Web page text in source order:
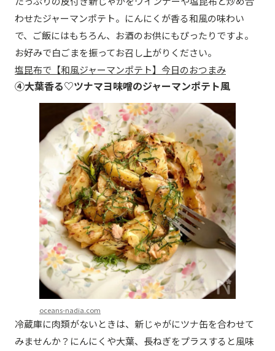
わせたジャーマンポテト。にんにくが香る和風の味わい
で、ご飯にはもちろん、お酒のお供にもぴったりですよ。
お好みで白ごまを振ってお召し上がりください。
塩昆布で【和風ジャーマンポテト】今日のおつまみ
④大葉香る♡ツナマヨ味噌のジャーマンポテト風
oceans-nadia.com
冷蔵庫に肉類がないときは、新じゃがにツナ缶を合わせて
みませんか？にんにくや大葉、長ねぎをプラスすると風味